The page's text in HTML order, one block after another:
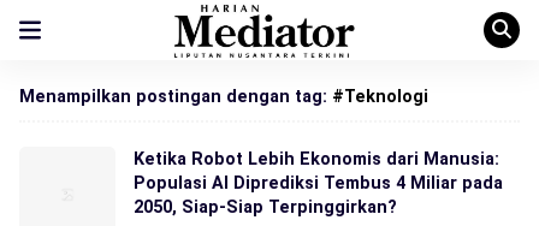
Menampilkan postingan dengan tag: #Teknologi
Ketika Robot Lebih Ekonomis dari Manusia:
Populasi AI Diprediksi Tembus 4 Miliar pada
2050, Siap-Siap Terpinggirkan?